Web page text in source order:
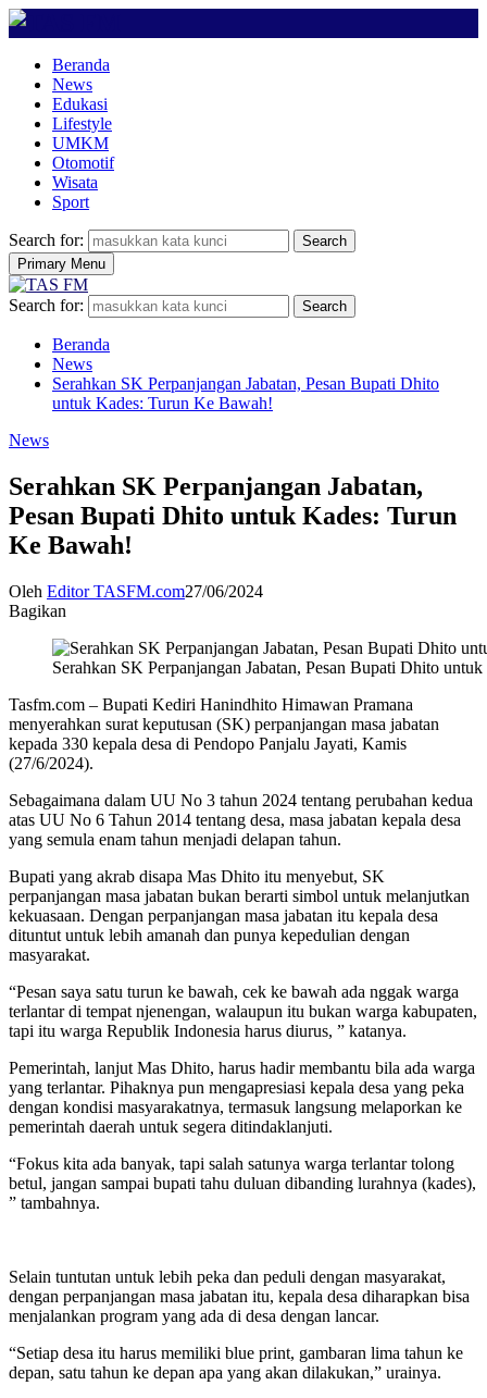
Beranda
News
Edukasi
Lifestyle
UMKM
Otomotif
Wisata
Sport
Search for:
Search
Primary Menu
Search for: Search
Beranda
News
Serahkan SK Perpanjangan Jabatan, Pesan Bupati Dhito
untuk Kades: Turun Ke Bawah!
News
Serahkan SK Perpanjangan Jabatan,
Pesan Bupati Dhito untuk Kades: Turun
Ke Bawah!
Oleh Editor TASFM.com27/06/2024
Bagikan
Serahkan SK Perpanjangan Jabatan, Pesan Bupati Dhito
Tasfm.com – Bupati Kediri Hanindhito Himawan Pramana
menyerahkan surat keputusan (SK) perpanjangan masa jabatan
kepada 330 kepala desa di Pendopo Panjalu Jayati, Kamis
(27/6/2024).
Sebagaimana dalam UU No 3 tahun 2024 tentang perubahan kedua
atas UU No 6 Tahun 2014 tentang desa, masa jabatan kepala desa
yang semula enam tahun menjadi delapan tahun.
Bupati yang akrab disapa Mas Dhito itu menyebut, SK
perpanjangan masa jabatan bukan berarti simbol untuk melanjutkan
kekuasaan. Dengan perpanjangan masa jabatan itu kepala desa
dituntut untuk lebih amanah dan punya kepedulian dengan
masyarakat.
“Pesan saya satu turun ke bawah, cek ke bawah ada nggak warga
terlantar di tempat njenengan, walaupun itu bukan warga kabupaten,
tapi itu warga Republik Indonesia harus diurus, ” katanya.
Pemerintah, lanjut Mas Dhito, harus hadir membantu bila ada warga
yang terlantar. Pihaknya pun mengapresiasi kepala desa yang peka
dengan kondisi masyarakatnya, termasuk langsung melaporkan ke
pemerintah daerah untuk segera ditindaklanjuti.
“Fokus kita ada banyak, tapi salah satunya warga terlantar tolong
betul, jangan sampai bupati tahu duluan dibanding lurahnya (kades),
” tambahnya.
Selain tuntutan untuk lebih peka dan peduli dengan masyarakat,
dengan perpanjangan masa jabatan itu, kepala desa diharapkan bisa
menjalankan program yang ada di desa dengan lancar.
“Setiap desa itu harus memiliki blue print, gambaran lima tahun ke
depan, satu tahun ke depan apa yang akan dilakukan,” urainya.